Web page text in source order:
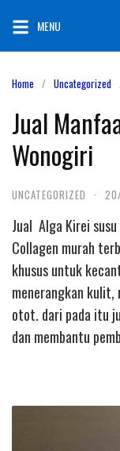
content
MENU
Home Uncategorized
Jual
Wonogiri
UNCATEGORIZED ·
Jual Alga Kirei
Collagen murah
khusus untuk
menerangkan kulit,
otot. dari pada itu
dan membantu